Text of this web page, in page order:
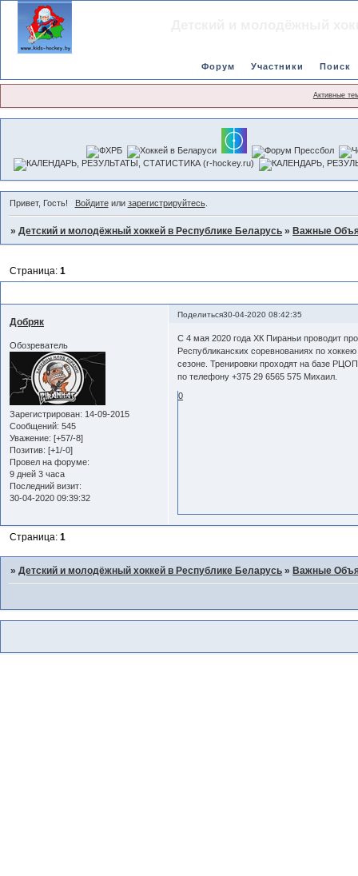
Форум Участники Поиск
Активные
Привет, Гость! Войдитеили зарегистрируйтесь.
»Детский и молодёжный хоккей в Республике Беларусь »Важные
Страница:1
Поделиться30-04-2020 08:42:35
Добряк
Обозреватель
Зарегистрирован: 14-09-2015
Сообщений: 545
Уважение: [+57/-8]
Позитив: [+1/-0]
Провел на форуме:
9 дней 3 часа
Последний визит:
30-04-2020 09:39:32
С 4 мая 2020 года ХК Пираньи проводит
Республиканских соревнованиях по
сезоне. Тренировки проходят на базе
по телефону +375 29 6565 575 Михаил.
0
Страница:1
»Детский и молодёжный хоккей в Республике Беларусь »Важные